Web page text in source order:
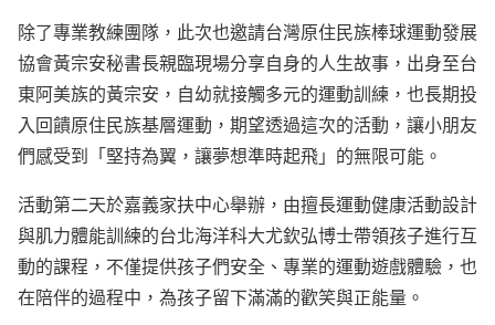
除了專業教練團隊，此次也邀請台灣原住民族棒球運動發展
協會黃宗安秘書長親臨現場分享自身的人生故事，出身至台
東阿美族的黃宗安，自幼就接觸多元的運動訓練，也長期投
入回饋原住民族基層運動，期望透過這次的活動，讓小朋友
們感受到「堅持為翼，讓夢想準時起飛」的無限可能。
活動第二天於嘉義家扶中心舉辦，由擅長運動健康活動設計
與肌力體能訓練的台北海洋科大尤欽弘博士帶領孩子進行互
動的課程，不僅提供孩子們安全、專業的運動遊戲體驗，也
在陪伴的過程中，為孩子留下滿滿的歡笑與正能量。